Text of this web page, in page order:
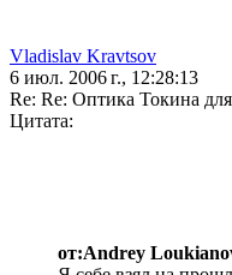
Vladislav Kravtsov
6 июл. 2006 г., 12:28:13
Re: Re: Оптика Токина
Цитата:
от:Andrey